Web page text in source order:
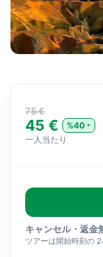
75 €
45 €
%40
一人当たり
キャンセル・返金
ツアーは開始時刻の